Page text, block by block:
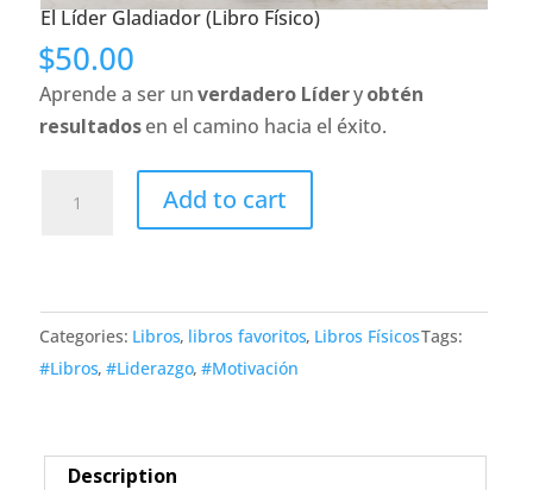
El Líder Gladiador (Libro Físico)
$50.00
Aprende a ser unverdadero Líderyobtén
resultadosen el camino hacia el éxito.
Líder
Físico)
quantity
Add to cart
Categories: Libros, libros favoritos, Libros FísicosTags:
#Libros,#Liderazgo,#Motivación
Description